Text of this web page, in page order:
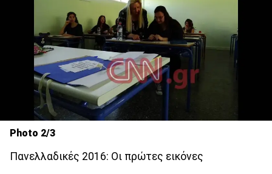
Photo 2/3
Πανελλαδικές 2016: Οι πρώτες εικόνες